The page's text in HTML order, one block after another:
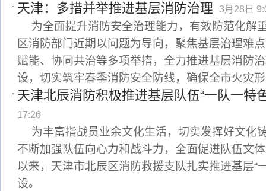
天津：多措并举推进基层消防治理 3月28日
为全面提升消防安全治理能力，有效防范化解
区消防部门近期以问题为导向，聚焦基层治理难
赋能、协同共治等多项举措，全力推进基层消防
设，切实筑牢春季消防安全防线，确保全市火灾
天津北辰消防积极推进基层队伍“一队一特
17:26
为丰富指战员业余文化生活，切实发挥好文化
不断加强队伍向心力和战斗力，全面促进队伍文
以来，天津市北辰区消防救援支队扎实推进基层“
设。